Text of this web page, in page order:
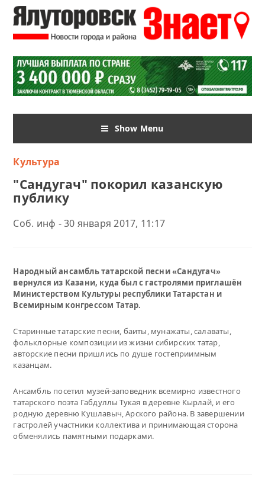
Show Menu
Культура
"Сандугач" покорил казанскую
публику
Соб. инф - 30 января 2017, 11:17
Народный ансамбль татарской песни «Сандугач»
вернулся из Казани, куда был с гастролями приглашён
Министерством Культуры республики Татарстан и
Всемирным конгрессом Татар.
Старинные татарские песни, баиты, мунажаты, салаваты,
фольклорные композиции из жизни сибирских татар,
авторские песни пришлись по душе гостеприимным
казанцам.
Ансамбль посетил музей-заповедник всемирно известного
татарского поэта Габдуллы Тукая в деревне Кырлай, и его
родную деревню Кушлавыч, Арского района. В завершении
гастролей участники коллектива и принимающая сторона
обменялись памятными подарками.